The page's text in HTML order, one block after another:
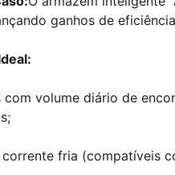
ganhos de
com volume diário de
corrente fria (compatíveis